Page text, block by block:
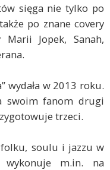
sięga nie tylko po
po znane covery
Jopek, Sanah,
wydała w 2013 roku.
swoim fanom drugi
trzeci.
folku, soulu i jazzu w
wykonuje m.in. na